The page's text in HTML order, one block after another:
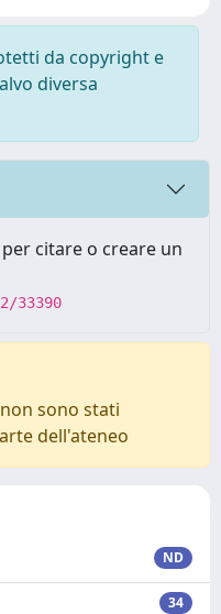
da copyright e
diversa
citare o creare un
33390
sono stati
dell'ateneo
ND
34